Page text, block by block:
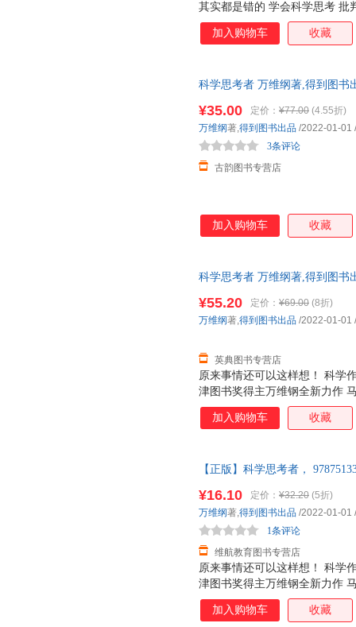
其实都是错的 学会科学思考
事情还可以这样想 先人一步，
变、放之四海而皆准、在所有
生存得更好。 “通才”系列图书
思考者》 ……
加入购物车 收藏
科学思考者 万维纲著,得到图书
¥35.00 定价： ¥77.00 (4.55折)
古韵图书专营店
3条评论
万维纲著,得到图书出品 /2022-01-01 /
加入购物车 收藏
科学思考者 万维纲著,得到图书
原来事情还可以这样想！ 科学
津图书奖得主万维钢全新力作
这部书稿之前，我从不知道，
多岁的阿姨相信靳东在和自己
会平白无故地发生在你身上。
物都一定是从别处移动过来，
别处就得少一个；你用了，别
且，
¥55.20 定价： ¥69.00 (8折)
英典图书专营店
万维纲著,得到图书出品 /2022-01-01 /
加入购物车 收藏
【正版】科学思考者，
原来事情还可以这样想！ 科学
津图书奖得主万维钢全新力作
这部书稿之前，我从不知道，
多岁的阿姨相信靳东在和自己
¥16.10 定价： ¥32.20 (5折)
维航教育图书专营店
1条评论
万维纲著,得到图书出品 /2022-01-01 /
加入购物车 收藏